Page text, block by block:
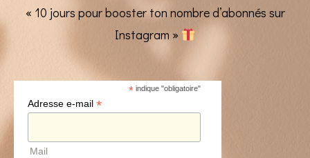
« 10 jours pour booster ton nombre d’abonnés sur
Instagram »
*indique "obligatoire"
Adresse e-mail *
Mail